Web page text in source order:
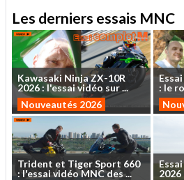
Les derniers essais MNC
Kawasaki NinjaZX-10R
2026: l'essaividéo sur...
Nouveautés 2026
Essai
: le
Trident et TigerSport 660
: l'essaividéoMNCdes...
Essai
2026